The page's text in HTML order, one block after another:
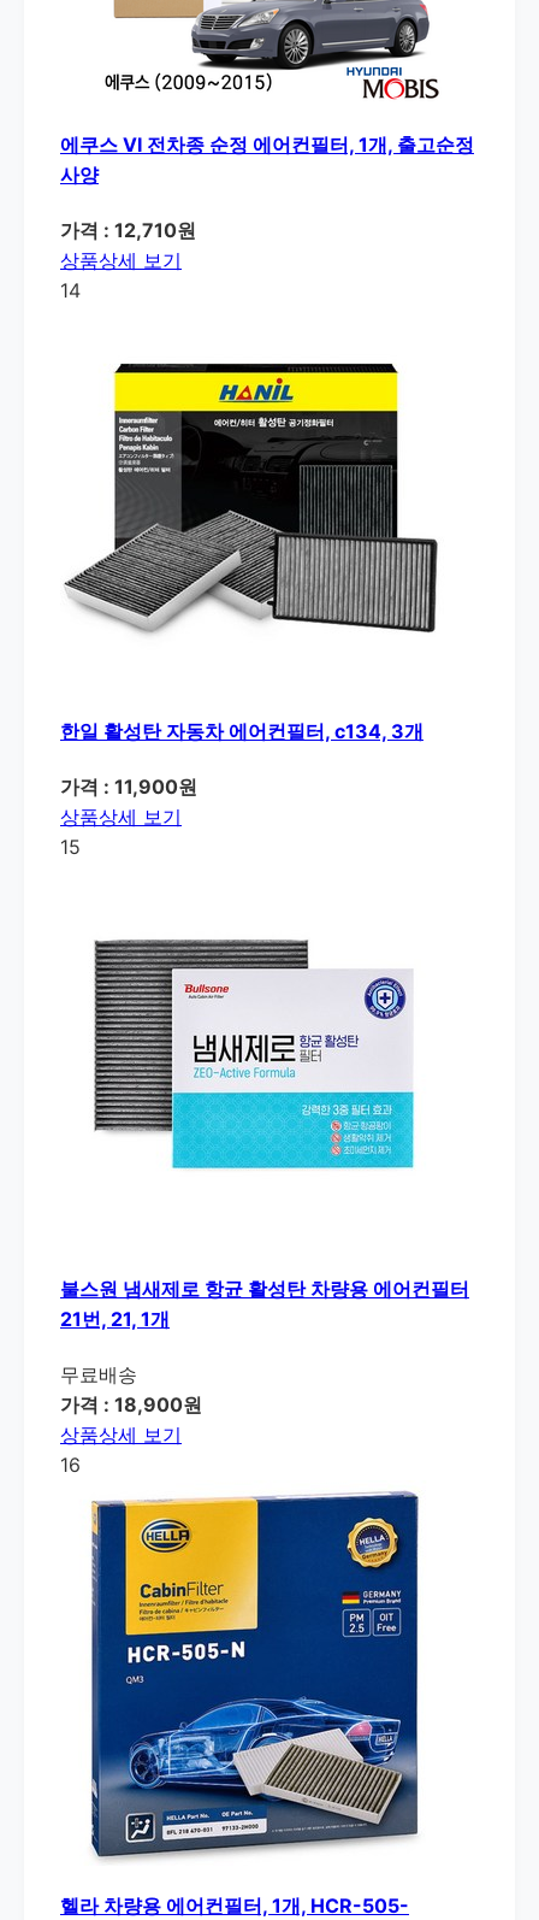
에쿠스 VI 전차종 순정 에어컨필터, 1개, 출고순정
사양
가격 : 12,710원
상품상세 보기
14
한일 활성탄 자동차 에어컨필터, c134, 3개
가격 : 11,900원
상품상세 보기
15
불스원 냄새제로 항균 활성탄 차량용 에어컨필터
21번, 21, 1개
무료배송
가격 : 18,900원
상품상세 보기
16
헬라 차량용 에어컨필터, 1개, HCR-505-